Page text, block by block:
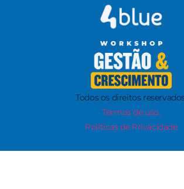
Todos os direitos
Termos de uso.
Políticas de Privacidade